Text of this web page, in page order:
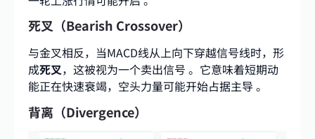
死叉（Bearish Crossover）
与金叉相反，当MACD线从上向下穿越信号线时，形
成死叉，这被视为一个卖出信号 。它意味着短期动
能正在快速衰竭，空头力量可能开始占据主导 。
背离（Divergence）